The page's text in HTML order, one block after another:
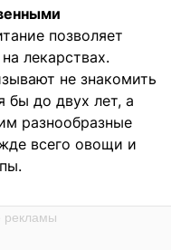
позволяет
лекарствах.
не знакомить
бы до двух лет, а
разнообразные
всего овощи и